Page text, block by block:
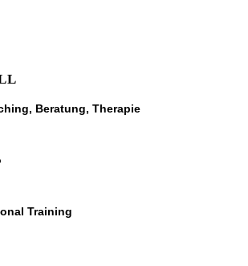
Beratung, Therapie
Training